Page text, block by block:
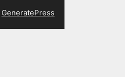
GeneratePress